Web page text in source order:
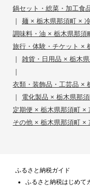
鍋セット・総菜・加工食
| 麺 × 栃木県那須町 ×
調味料・油 × 栃木県那須
旅行・体験・チケット ×
| 雑貨・日用品 × 栃木
|
衣類・装飾品・工芸品 ×
| 電化製品 × 栃木県那
定期便 × 栃木県那須町 ×
その他 × 栃木県那須町 ×
ふるさと納税ガイド
ふるさと納税はじめて